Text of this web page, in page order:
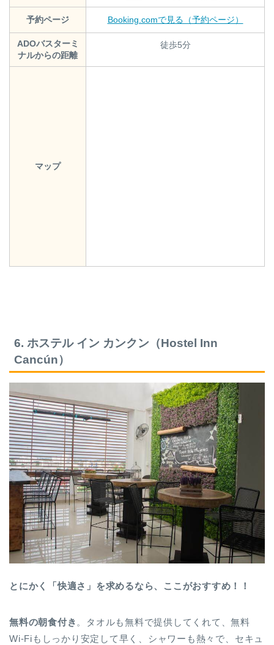
予約ページ Booking.comで見る（予約ページ）
ADOバスターミ
ナルからの距離
徒歩5分
マップ
6. ホステル イン カンクン（Hostel Inn
Cancún）
とにかく「快適さ」を求めるなら、ここがおすすめ！！
無料の朝食付き 。タオルも無料で提供してくれて、無料
Wi-Fiもしっかり安定して早く、シャワーも熱々で、セキュ